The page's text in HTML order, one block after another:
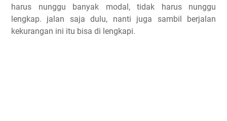
harus nunggu banyak modal, tidak harus nunggu
lengkap. jalan saja dulu, nanti juga sambil berjalan
kekurangan ini itu bisa di lengkapi.